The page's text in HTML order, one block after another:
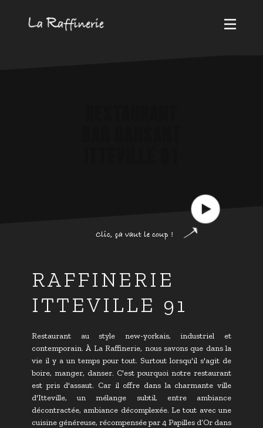
Clic, ça vaut le coup !
RAFFINERIE
ITTEVILLE 91
Restaurant au style new-yorkais, industriel et
contemporain. À La Raffinerie, nous savons que dans la
vie il y a un temps pour tout. Surtout lorsqu'il s'agit de
boire, manger, danser. C'est pourquoi notre restaurant
est pris d'assaut. Car il offre dans la charmante ville
d'Itteville, un mélange subtil, entre ambiance
décontractée, ambiance décomplexée. Le tout avec une
cuisine généreuse, ​récompensée par 4 Papilles d’Or dans